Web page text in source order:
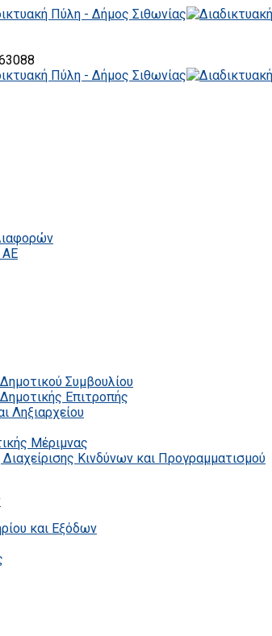
ΑΕ
Συμβουλίου
Επιτροπής
Ληξιαρχείου
Μέριμνας
Κινδύνων και Προγραμματισμού
και Εξόδων